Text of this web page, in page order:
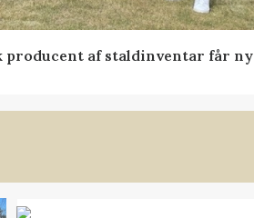
af staldinventar får ny